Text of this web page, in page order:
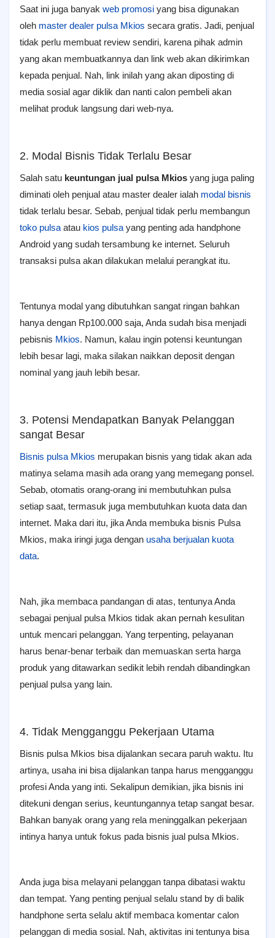
Saat ini juga banyak web promosi yang bisa digunakan
oleh master dealer pulsa Mkios secara gratis. Jadi, penjual
tidak perlu membuat review sendiri, karena pihak admin
yang akan membuatkannya dan link web akan dikirimkan
kepada penjual. Nah, link inilah yang akan diposting di
media sosial agar diklik dan nanti calon pembeli akan
melihat produk langsung dari web-nya.
2. Modal Bisnis Tidak Terlalu Besar
Salah satu keuntungan jual pulsa Mkios yang juga paling
diminati oleh penjual atau master dealer ialah modal bisnis
tidak terlalu besar. Sebab, penjual tidak perlu membangun
toko pulsa atau kios pulsa yang penting ada handphone
Android yang sudah tersambung ke internet. Seluruh
transaksi pulsa akan dilakukan melalui perangkat itu.
Tentunya modal yang dibutuhkan sangat ringan bahkan
hanya dengan Rp100.000 saja, Anda sudah bisa menjadi
pebisnis Mkios. Namun, kalau ingin potensi keuntungan
lebih besar lagi, maka silakan naikkan deposit dengan
nominal yang jauh lebih besar.
3. Potensi Mendapatkan Banyak Pelanggan
sangat Besar
Bisnis pulsa Mkios merupakan bisnis yang tidak akan ada
matinya selama masih ada orang yang memegang ponsel.
Sebab, otomatis orang-orang ini membutuhkan pulsa
setiap saat, termasuk juga membutuhkan kuota data dan
internet. Maka dari itu, jika Anda membuka bisnis Pulsa
Mkios, maka iringi juga dengan usaha berjualan kuota
data.
Nah, jika membaca pandangan di atas, tentunya Anda
sebagai penjual pulsa Mkios tidak akan pernah kesulitan
untuk mencari pelanggan. Yang terpenting, pelayanan
harus benar-benar terbaik dan memuaskan serta harga
produk yang ditawarkan sedikit lebih rendah dibandingkan
penjual pulsa yang lain.
4. Tidak Mengganggu Pekerjaan Utama
Bisnis pulsa Mkios bisa dijalankan secara paruh waktu. Itu
artinya, usaha ini bisa dijalankan tanpa harus mengganggu
profesi Anda yang inti. Sekalipun demikian, jika bisnis ini
ditekuni dengan serius, keuntungannya tetap sangat besar.
Bahkan banyak orang yang rela meninggalkan pekerjaan
intinya hanya untuk fokus pada bisnis jual pulsa Mkios.
Anda juga bisa melayani pelanggan tanpa dibatasi waktu
dan tempat. Yang penting penjual selalu stand by di balik
handphone serta selalu aktif membaca komentar calon
pelanggan di media sosial. Nah, aktivitas ini tentunya bisa